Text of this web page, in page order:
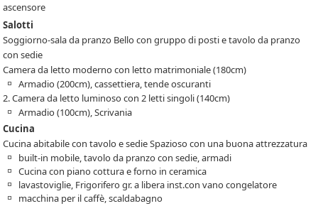
ascensore
Salotti
Soggiorno-sala da pranzo Bello con gruppo di posti e tavolo da pranzo
con sedie
Camera da letto moderno con letto matrimoniale (180cm)
Armadio (200cm), cassettiera, tende oscuranti
2. Camera da letto luminoso con 2 letti singoli (140cm)
Armadio (100cm), Scrivania
Cucina
Cucina abitabile con tavolo e sedie Spazioso con una buona attrezzatura
built-in mobile, tavolo da pranzo con sedie, armadi
Cucina con piano cottura e forno in ceramica
lavastoviglie, Frigorifero gr. a libera inst.con vano congelatore
macchina per il caffè, scaldabagno